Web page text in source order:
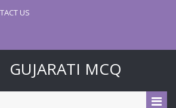
US
GUJARATI MCQ